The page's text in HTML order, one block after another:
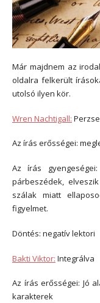
Már majdnem az
oldalra felkerült
utolsó ilyen kör.
Wren Nachtigall:
Az írás erősségei:
Az írás
párbeszédek,
szálak miatt
figyelmet.
Döntés: negatív lektori
Bakti Viktor: Integrálva
Az írás erősségei: Jó
karakterek